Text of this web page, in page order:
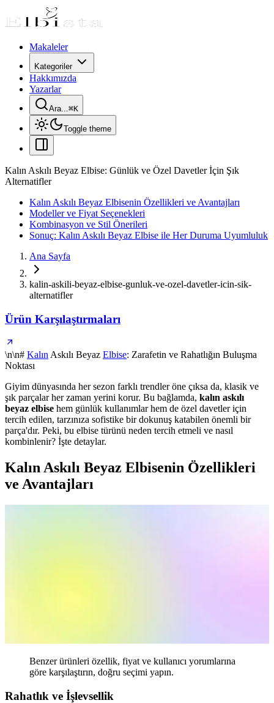
Makaleler
Kategoriler
Hakkımızda
Yazarlar
Ara...⌘K
Toggle theme
Kalın Askılı Beyaz Elbise: Günlük ve Özel Davetler İçin Şık
Alternatifler
Kalın Askılı Beyaz Elbisenin Özellikleri ve Avantajları
Modeller ve Fiyat Seçenekleri
Kombinasyon ve Stil Önerileri
Sonuç: Kalın Askılı Beyaz Elbise ile Her Duruma Uyumluluk
Ana Sayfa
kalin-askili-beyaz-elbise-gunluk-ve-ozel-davetler-icin-sik-
alternatifler
Ürün Karşılaştırmaları
\n\n# KalınAskılı Beyaz Elbise: Zarafetin ve Rahatlığın Buluşma
Noktası
Giyim dünyasında her sezon farklı trendler öne çıksa da, klasik ve
şık parçalar her zaman yerini korur. Bu bağlamda, kalın askılı
beyaz elbise hem günlük kullanımlar hem de özel davetler için
tercih edilen, tarzınıza sofistike bir dokunuş katabilen önemli bir
parça'dır. Peki, bu elbise türünü neden tercih etmeli ve nasıl
kombinlenir? İşte detaylar.
Kalın Askılı Beyaz Elbisenin Özellikleri
ve Avantajları
Benzer ürünleri özellik, fiyat ve kullanıcı yorumlarına
göre karşılaştırın, doğru seçimi yapın.
Rahatlık ve İşlevsellik